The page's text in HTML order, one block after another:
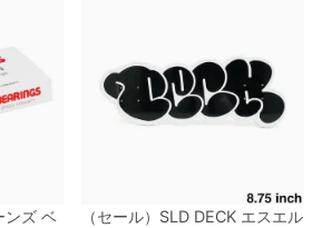
ンズ ベ
（セール） SLD DECK エスエル